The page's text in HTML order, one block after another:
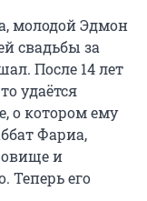
молодой Эдмон
свадьбы за
После 14 лет
удаётся
о котором ему
Фариа,
и
Теперь его